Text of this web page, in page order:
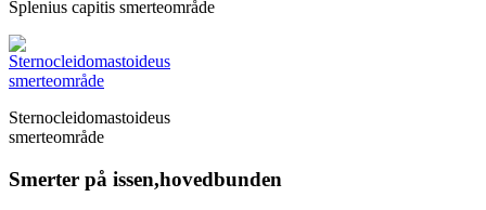
Splenius capitis smerteområde
Sternocleidomastoideus
smerteområde
Smerter på issen,hovedbunden